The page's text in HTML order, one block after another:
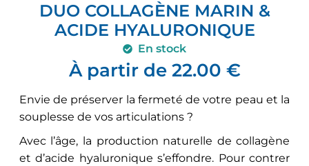
DUO COLLAGÈNE MARIN &
ACIDE HYALURONIQUE
En stock
À partir de 22.00 €
Envie de préserver la fermeté de votre peau et la
souplesse de vos articulations ?
Avec l’âge, la production naturelle de collagène
et d’acide hyaluronique s’effondre. Pour contrer